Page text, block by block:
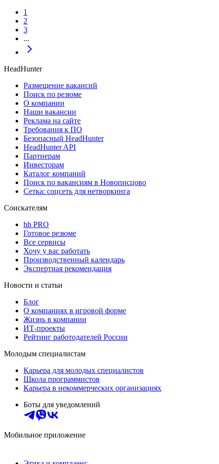
1
2
3
...
HeadHunter
Размещение вакансий
Поиск по резюме
О компании
Наши вакансии
Реклама на сайте
Требования к ПО
Безопасный HeadHunter
HeadHunter API
Партнерам
Инвесторам
Каталог компаний
Поиск по вакансиям в Новописцово
Сетка: соцсеть для нетворкинга
Соискателям
hh PRO
Готовое резюме
Все сервисы
Хочу у вас работать
Производственный календарь
Экспертная рекомендация
Новости и статьи
Блог
О компаниях в игровой форме
Жизнь в компании
ИТ-проекты
Рейтинг работодателей России
Молодым специалистам
Карьера для молодых специалистов
Школа программистов
Карьера в некоммерческих организациях
Боты для уведомлений
Мобильное приложение